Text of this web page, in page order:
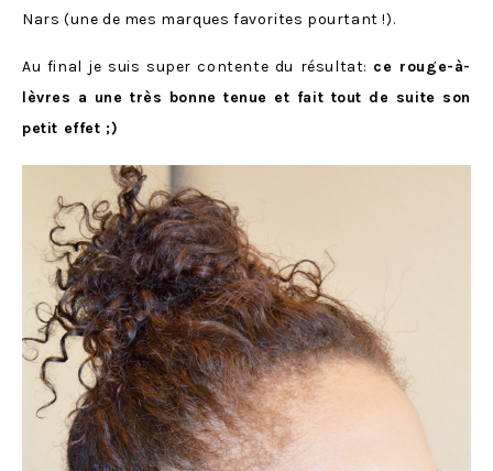
Nars (une de mes marques favorites pourtant !).
Au final je suis super contente du résultat: ce rouge-à-
lèvres a une très bonne tenue et fait tout de suite son
petit effet ;)